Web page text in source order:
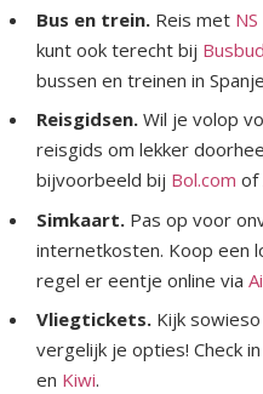
Bus en trein. Reis met
kunt ook terecht bij Busbud
bussen en treinen in
Reisgidsen. Wil je volop
reisgids om lekker
bijvoorbeeld bij Bol.com of
Simkaart. Pas op voor
internetkosten. Koop een
regel er eentje online via
Vliegtickets. Kijk
vergelijk je opties! Check
en Kiwi.